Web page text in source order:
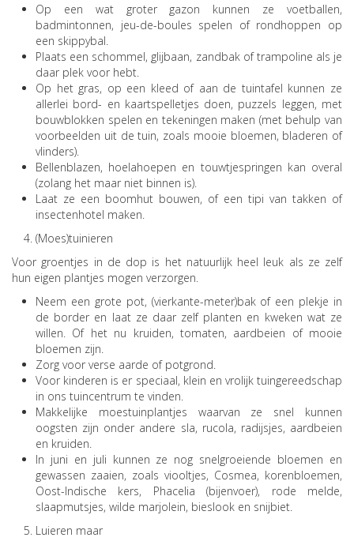
Op een wat groter gazon kunnen ze voetballen,
badmintonnen, jeu-de-boules spelen of rondhoppen op
een skippybal.
Plaats een schommel, glijbaan, zandbak of trampoline als je
daar plek voor hebt.
Op het gras, op een kleed of aan de tuintafel kunnen ze
allerlei bord- en kaartspelletjes doen, puzzels leggen, met
bouwblokken spelen en tekeningen maken (met behulp van
voorbeelden uit de tuin, zoals mooie bloemen, bladeren of
vlinders).
Bellenblazen, hoelahoepen en touwtjespringen kan overal
(zolang het maar niet binnen is).
Laat ze een boomhut bouwen, of een tipi van takken of
insectenhotel maken.
(Moes)tuinieren
Voor groentjes in de dop is het natuurlijk heel leuk als ze zelf
hun eigen plantjes mogen verzorgen.
Neem een grote pot, (vierkante-meter)bak of een plekje in
de border en laat ze daar zelf planten en kweken wat ze
willen. Of het nu kruiden, tomaten, aardbeien of mooie
bloemen zijn.
Zorg voor verse aarde of potgrond.
Voor kinderen is er speciaal, klein en vrolijk tuingereedschap
in ons tuincentrum te vinden.
Makkelijke moestuinplantjes waarvan ze snel kunnen
oogsten zijn onder andere sla, rucola, radijsjes, aardbeien
en kruiden.
In juni en juli kunnen ze nog snelgroeiende bloemen en
gewassen zaaien, zoals viooltjes, Cosmea, korenbloemen,
Oost-Indische kers, Phacelia (bijenvoer), rode melde,
slaapmutsjes, wilde marjolein, bieslook en snijbiet.
Luieren maar